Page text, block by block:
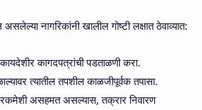
नागरिकांनी खालील गोष्टी लक्षात ठेवाव्यात:
कागदपत्रांची पडताळणी करा.
त्यातील तपशील काळजीपूर्वक तपासा.
असहमत असल्यास, तक्रार निवारण